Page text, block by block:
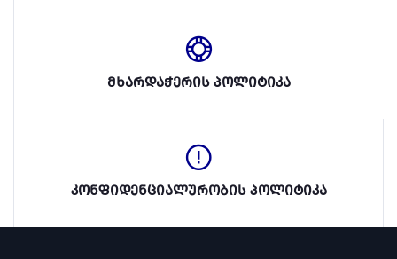
მხარდაჭერის პოლიტიკა
კონფიდენციალურობის პოლიტიკა